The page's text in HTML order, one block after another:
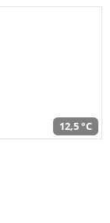
12,5 °C